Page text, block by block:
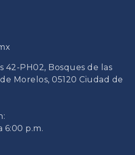
42-PH02, Bosques de las
Morelos, 05120 Ciudad de
6:00 p.m.